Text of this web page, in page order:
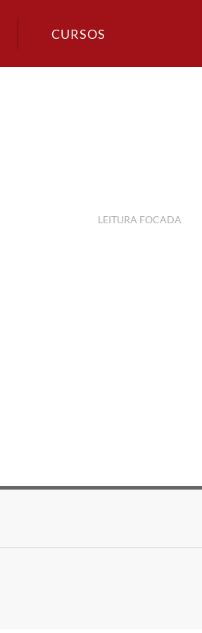
CURSOS
LEITURA FOCADA